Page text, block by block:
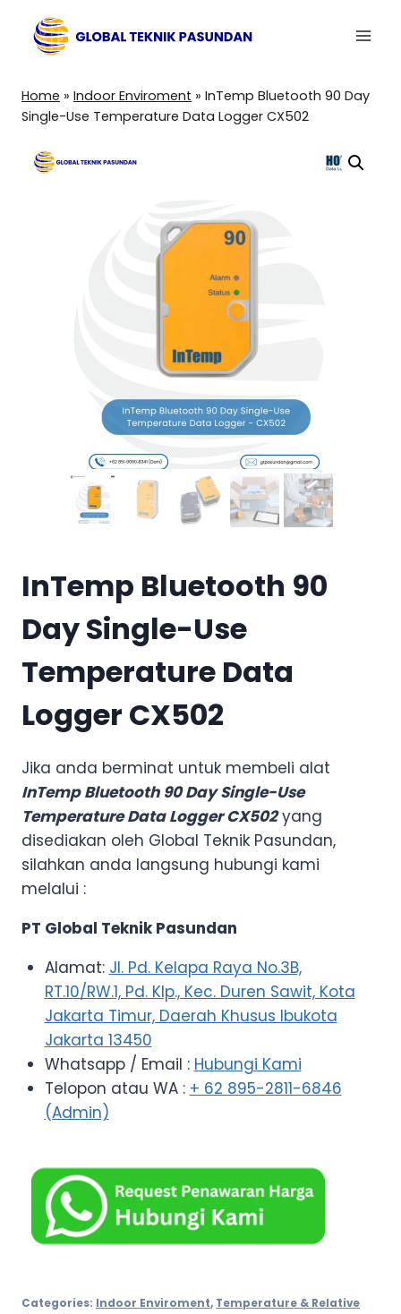
content
Home » Indoor Enviroment » InTemp Bluetooth 90 Day
Single-Use Temperature Data Logger CX502
InTemp Bluetooth 90
Day Single-Use
Temperature Data
Logger CX502
Jika anda berminat untuk membeli alat
InTemp Bluetooth 90 Day Single-Use
Temperature Data Logger CX502yang
disediakan oleh Global Teknik Pasundan,
silahkan anda langsung hubungi kami
melalui :
PT Global Teknik Pasundan
Alamat: Jl. Pd. Kelapa Raya No.3B,
RT.10/RW.1, Pd. Klp., Kec. Duren Sawit, Kota
Jakarta Timur, Daerah Khusus Ibukota
Jakarta 13450
Whatsapp / Email : Hubungi Kami
Telopon atau WA : + 62 895-2811-6846
(Admin)
Categories: Indoor Enviroment, Temperature & Relative